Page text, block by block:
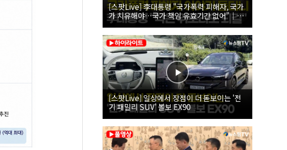
[스팟Live] 李대통령 "국가폭력 피해자, 국가
가 치유해야…국가 책임 유효기간 없어"｜
26.08.07 국가폭력 피해자 위로 오찬
[스팟Live] 일상에서 장점이 더 돋보이는 '전
기 패밀리 SUV' 볼보 EX90